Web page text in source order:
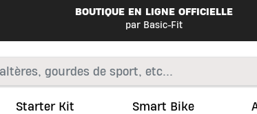
BOUTIQUE EN LIGNE OFFICIELLE
par Basic-Fit
Starter Kit Smart Bike